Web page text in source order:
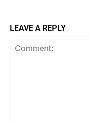
LEAVE A REPLY